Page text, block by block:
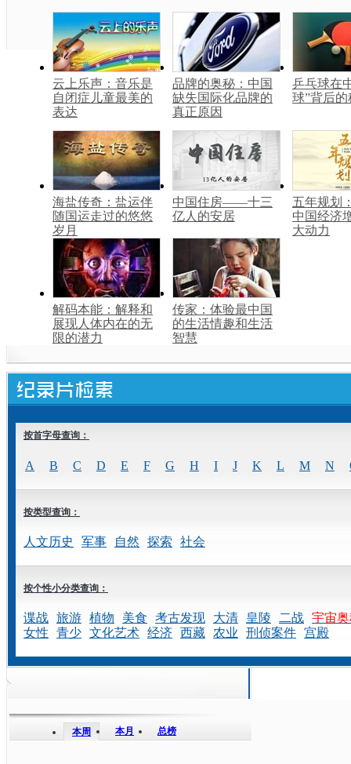
云上乐声：音乐是
自闭症儿童最美的
表达
品牌的奥秘：中国
缺失国际化品牌的
真正原因
乒乓球在
球”背后的
海盐传奇：盐运伴
随国运走过的悠悠
岁月
中国住房——十三
亿人的安居
五年规划
中国经济
大动力
解码本能：解释和
展现人体内在的无
限的潜力
传家：体验最中国
的生活情趣和生活
智慧
按首字母查询：
A B C D E F G H I J K L M N
按类型查询：
人文历史 军事 自然 探索 社会
按个性小分类查询：
谍战 旅游 植物 美食 考古发现 大清 皇陵 二战 宇宙
女性
青少 文化艺术 经济 西藏 农业 刑侦案件 宫殿
本周 本月 总榜